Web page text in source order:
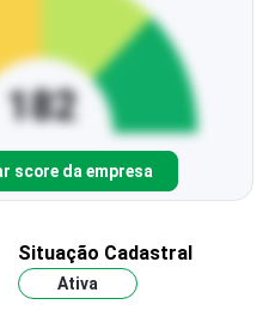
score da empresa
Situação Cadastral
Ativa